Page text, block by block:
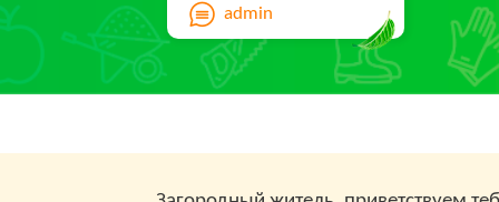
для обогрева и
невозможно — не
выдержит никакой
среднестатистический
admin